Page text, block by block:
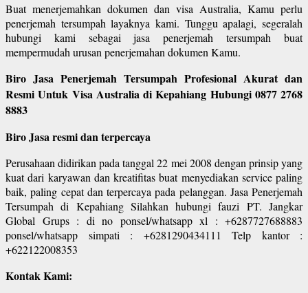
Buat menerjemahkan dokumen dan visa Australia, Kamu perlu
penerjemah tersumpah layaknya kami. Tunggu apalagi, segeralah
hubungi kami sebagai jasa penerjemah tersumpah buat
mempermudah urusan penerjemahan dokumen Kamu.
Biro Jasa Penerjemah Tersumpah Profesional Akurat dan
Resmi Untuk Visa Australia di Kepahiang Hubungi 0877 2768
8883
Biro Jasa resmi dan terpercaya
Perusahaan didirikan pada tanggal 22 mei 2008 dengan prinsip yang
kuat dari karyawan dan kreatifitas buat menyediakan service paling
baik, paling cepat dan terpercaya pada pelanggan. Jasa Penerjemah
Tersumpah di Kepahiang Silahkan hubungi fauzi PT. Jangkar
Global Grups : di no ponsel/whatsapp xl : +6287727688883
ponsel/whatsapp simpati : +6281290434111 Telp kantor :
+622122008353
Kontak Kami: